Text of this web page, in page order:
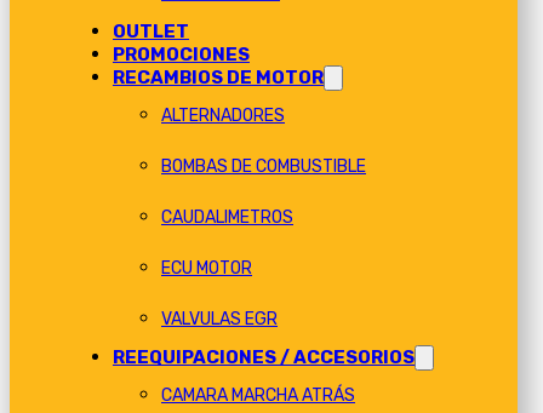
OUTLET
PROMOCIONES
RECAMBIOS DE MOTOR
ALTERNADORES
BOMBAS DE COMBUSTIBLE
CAUDALIMETROS
ECU MOTOR
VALVULAS EGR
REEQUIPACIONES / ACCESORIOS
CAMARA MARCHA ATRÁS